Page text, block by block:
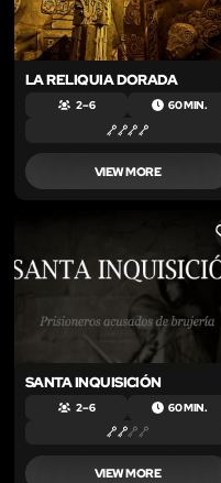
LA RELIQUIA DORADA
2 – 6 60 MIN.
VIEW MORE
SANTA INQUISICIÓN
2 – 6 60 MIN.
VIEW MORE